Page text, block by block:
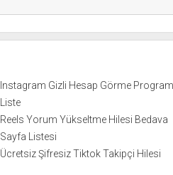
Instagram Gizli Hesap Görme
Liste
Reels Yorum Yükseltme Hilesi Bedava
Sayfa Listesi
Ücretsiz Şifresiz Tiktok Takipçi Hilesi